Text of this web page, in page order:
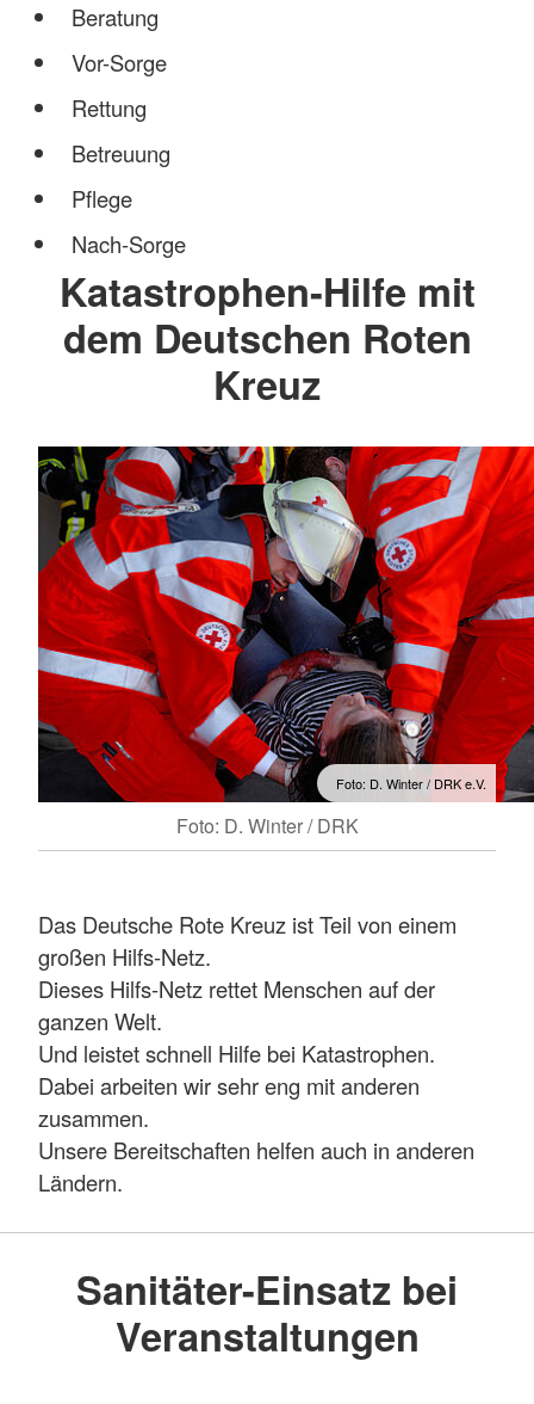
Beratung
Vor-Sorge
Rettung
Betreuung
Pflege
Nach-Sorge
Katastrophen-Hilfe mit
dem Deutschen Roten
Kreuz
Foto: D. Winter / DRK e.V.
Foto: D. Winter / DRK
Das Deutsche Rote Kreuz ist Teil von einem
großen Hilfs-Netz.
Dieses Hilfs-Netz rettet Menschen auf der
ganzen Welt.
Und leistet schnell Hilfe bei Katastrophen.
Dabei arbeiten wir sehr eng mit anderen
zusammen.
Unsere Bereitschaften helfen auch in anderen
Ländern.
Sanitäter-Einsatz bei
Veranstaltungen